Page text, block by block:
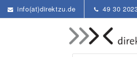
info(at)direktzu.de 49 30